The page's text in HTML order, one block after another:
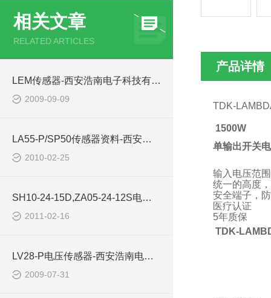
相关文章
RELATED ARTICLES
LEM传感器-西安浩南电子科技有限公司
2009-09-09
LA55-P/SP50传感器资料-西安浩南电子科技
2010-02-25
SH10-24-15D,ZA05-24-12S电源模块西安浩南电子ARCH
2011-02-16
LV28-P电压传感器-西安浩南电子科技
2009-07-31
产品详情
TDK-
1500W
单输出开关
输入电压范
统一的高度
安全端子，
医疗认证
5年质保
TDK-